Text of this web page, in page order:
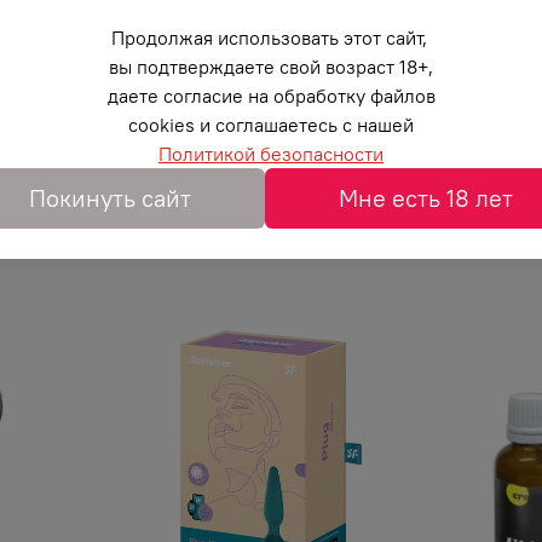
пройти тропой экстремального
латекс отвечает за безопасность, а
персика подарит новые ощущения и
Luxe серии EXTREME. Качественный
52 мм Толщина стенок 0,06 мм
Продолжая использовать этот сайт,
вы подтверждаете свой возраст 18+,
даете согласие на обработку файлов
cookies и соглашаетесь с нашей
Политикой безопасности
Покинуть сайт Мне есть 18 лет